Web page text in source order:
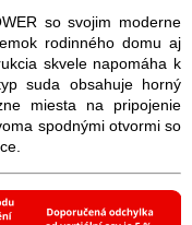
so svojim moderne
rodinného domu aj
skvele napomáha k
suda obsahuje horný
miesta na pripojenie
spodnými otvormi so